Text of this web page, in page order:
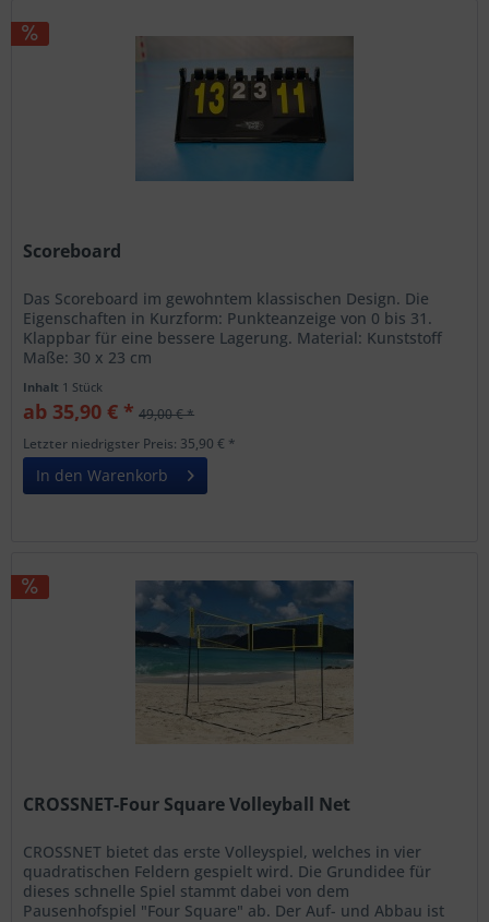
Scoreboard
Das Scoreboard im gewohntem klassischen Design. Die
Eigenschaften in Kurzform: Punkteanzeige von 0 bis 31.
Klappbar für eine bessere Lagerung. Material: Kunststoff
Maße: 30 x 23 cm
Inhalt 1 Stück
ab 35,90 € * 49,00 € *
Letzter niedrigster Preis: 35,90 € *
In den Warenkorb
CROSSNET-Four Square Volleyball Net
CROSSNET bietet das erste Volleyspiel, welches in vier
quadratischen Feldern gespielt wird. Die Grundidee für
dieses schnelle Spiel stammt dabei von dem
Pausenhofspiel "Four Square" ab. Der Auf- und Abbau ist